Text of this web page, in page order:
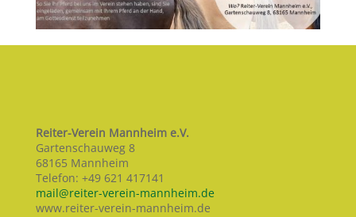
Reiter-Verein Mannheim e.V.
Gartenschauweg 8
68165 Mannheim
Telefon: +49 621 417141
mail@reiter-verein-mannheim.de
www.reiter-verein-mannheim.de